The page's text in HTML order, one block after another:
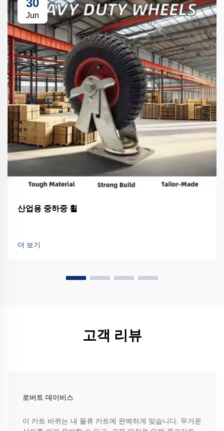
Jun
산업용 중하중 휠
더 보기
고객 리뷰
로버트 데이비스
이 카트 바퀴는 내 물류 카트에 완벽하게 맞습니다. 무거운